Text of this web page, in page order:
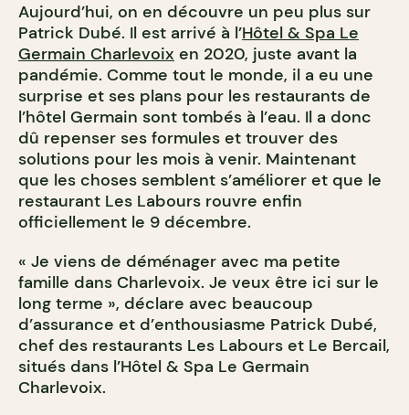
Aujourd’hui, on en découvre un peu plus sur
Patrick Dubé. Il est arrivé à l’Hôtel & Spa Le
Germain Charlevoix en 2020, juste avant la
pandémie. Comme tout le monde, il a eu une
surprise et ses plans pour les restaurants de
l’hôtel Germain sont tombés à l’eau. Il a donc
dû repenser ses formules et trouver des
solutions pour les mois à venir. Maintenant
que les choses semblent s’améliorer et que le
restaurant Les Labours rouvre enfin
officiellement le 9 décembre.
« Je viens de déménager avec ma petite
famille dans Charlevoix. Je veux être ici sur le
long terme », déclare avec beaucoup
d’assurance et d’enthousiasme Patrick Dubé,
chef des restaurants Les Labours et Le Bercail,
situés dans l’Hôtel & Spa Le Germain
Charlevoix.